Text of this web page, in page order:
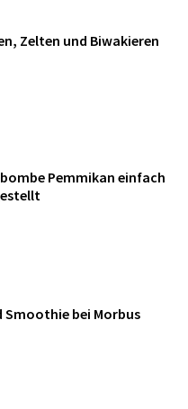
Zelten und Biwakieren
Pemmikan einfach
bei Morbus